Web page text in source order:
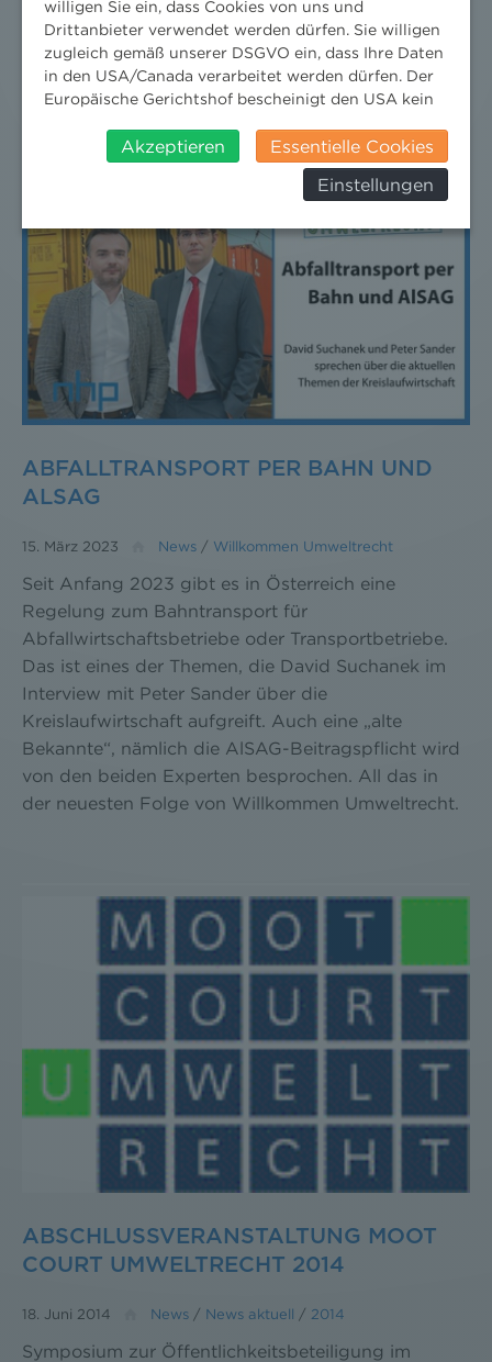
Aufsicht. In dieser Ausgabe von „3 Minuten
Umweltrecht“ beschäftigt sich Peter Sander mit der
Abgrenzung dieser Begrifflichkeiten.
ABFALLTRANSPORT PER BAHN UND
ALSAG
15. März 2023 News / Willkommen Umweltrecht
Seit Anfang 2023 gibt es in Österreich eine
Regelung zum Bahntransport für
Abfallwirtschaftsbetriebe oder Transportbetriebe.
Das ist eines der Themen, die David Suchanek im
Interview mit Peter Sander über die
Kreislaufwirtschaft aufgreift. Auch eine „alte
Bekannte“, nämlich die AlSAG-Beitragspflicht wird
von den beiden Experten besprochen. All das in
der neuesten Folge von Willkommen Umweltrecht.
ABSCHLUSSVERANSTALTUNG MOOT
COURT UMWELTRECHT 2014
18. Juni 2014 News / News aktuell / 2014
Symposium zur Öffentlichkeitsbeteiligung im
willigen Sie ein, dass Cookies von uns und
Drittanbieter verwendet werden dürfen. Sie willigen
zugleich gemäß unserer DSGVO ein, dass Ihre Daten
in den USA/Canada verarbeitet werden dürfen. Der
Europäische Gerichtshof bescheinigt den USA kein
insbesondere das Risiko, dass ihre Daten durch US-
Behörden, zu Kontroll- und zu
Überwachungszwecken, verarbeitet werden und
werden können. Zudem finden Sie am
Bildschirmrand ein Cookie-Icon wo Sie jederzeit Ihre
Einwilligung widerrufen und Widerspruch ausüben.
Weitere Infomationen finden Sie hier:
Datenschutzerklärung
Akzeptieren
Essentielle Cookies
Einstellungen